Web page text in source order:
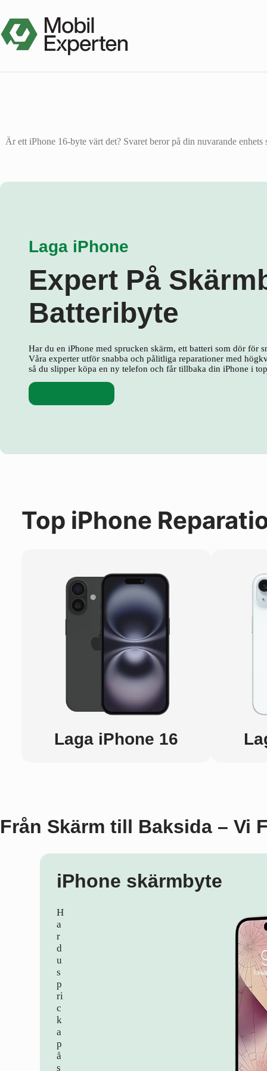
innehåll
Är ett iPhone 16-byte värt det? Svaret beror på din nuvarande
Laga iPhone
Expert På
Batteribyte
Har du en iPhone med sprucken skärm, ett batteri som dör för
Våra experter utför snabba och pålitliga reparationer med
så du slipper köpa en ny telefon och får tillbaka din iPhone i
Top iPhone
Laga iPhone 16
Från Skärm till Baksida – Vi
iPhone skärmbyte
H
a
r
d
u
s
p
ri
c
k
a
p
å
s